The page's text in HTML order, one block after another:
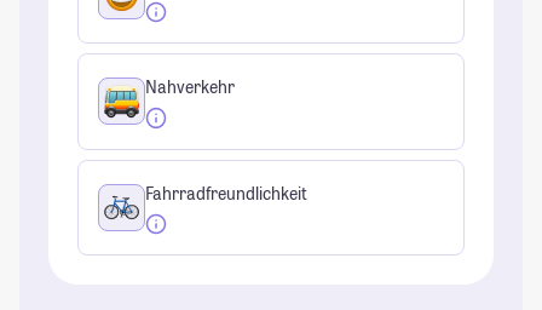
Nahverkehr
Fahrradfreundlichkeit